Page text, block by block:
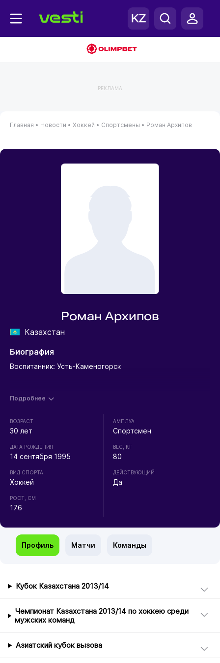
РЕКЛАМА
Главная • Новости • Хоккей • Спортсмены • Роман Архипов
Роман Архипов
Казахстан
Биография
Воспитанник: Усть-Каменогорск
Подробнее
ВОЗРАСТ
30 лет
ДАТА РОЖДЕНИЯ
14 сентября 1995
ВИД СПОРТА
Хоккей
РОСТ, СМ
176
АМПЛУА
Спортсмен
ВЕС, КГ
80
ДЕЙСТВУЮЩИЙ
Да
Профиль Матчи Команды
Кубок Казахстана 2013/14
Чемпионат Казахстана 2013/14 по хоккею среди
мужских команд
Азиатский кубок вызова